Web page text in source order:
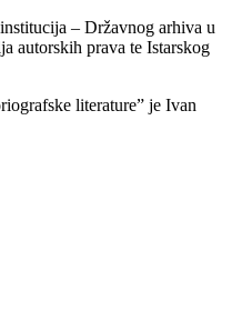
– Državnog arhiva u
autorskih prava te Istarskog
literature” je Ivan